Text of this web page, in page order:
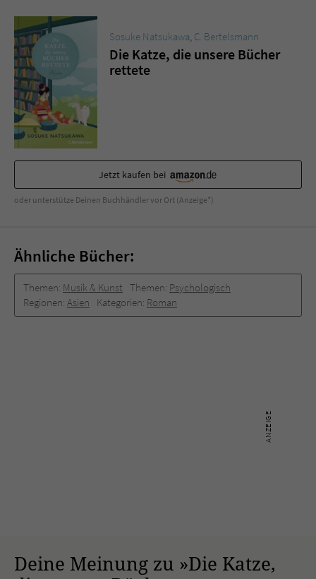
Sosuke Natsukawa, C. Bertelsmann
Die Katze, die unsere Bücher
rettete
Jetzt kaufen bei
oder unterstütze Deinen Buchhändler vor Ort (Anzeige*)
Ähnliche Bücher:
Themen: Musik & Kunst Themen: Psychologisch
Regionen: Asien Kategorien: Roman
Deine Meinung zu »Die Katze,